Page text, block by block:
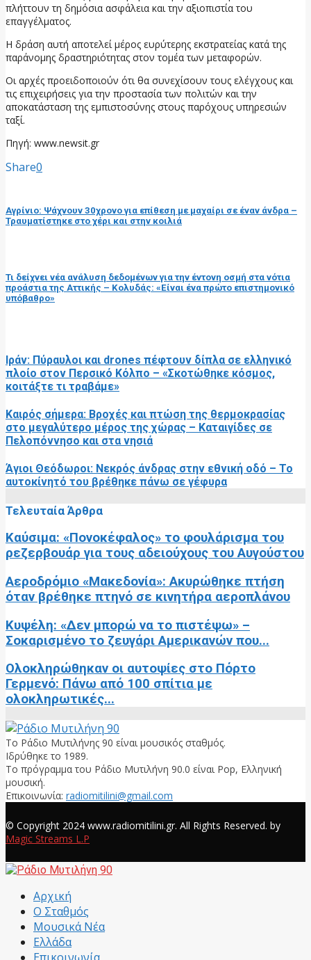
πλήττουν τη δημόσια ασφάλεια και την αξιοπιστία του
επαγγέλματος.
Η δράση αυτή αποτελεί μέρος ευρύτερης εκστρατείας κατά της
παράνομης δραστηριότητας στον τομέα των μεταφορών.
Οι αρχές προειδοποιούν ότι θα συνεχίσουν τους ελέγχους και
τις επιχειρήσεις για την προστασία των πολιτών και την
αποκατάσταση της εμπιστοσύνης στους παρόχους υπηρεσιών
ταξί.
Πηγή: www.newsit.gr
Share0
Αγρίνιο: Ψάχνουν 30χρονο για επίθεση με μαχαίρι σε έναν άνδρα –
Τραυματίστηκε στο χέρι και στην κοιλιά
Τι δείχνει νέα ανάλυση δεδομένων για την έντονη οσμή στα νότια
προάστια της Αττικής – Κολυδάς: «Είναι ένα πρώτο επιστημονικό
υπόβαθρο»
Ιράν: Πύραυλοι και drones πέφτουν δίπλα σε ελληνικό
πλοίο στον Περσικό Κόλπο – «Σκοτώθηκε κόσμος,
κοιτάξτε τι τραβάμε»
Καιρός σήμερα: Βροχές και πτώση της θερμοκρασίας
στο μεγαλύτερο μέρος της χώρας – Καταιγίδες σε
Πελοπόννησο και στα νησιά
Άγιοι Θεόδωροι: Νεκρός άνδρας στην εθνική οδό – Το
αυτοκίνητό του βρέθηκε πάνω σε γέφυρα
Τελευταία Άρθρα
Καύσιμα: «Πονοκέφαλος» το φουλάρισμα του
ρεζερβουάρ για τους αδειούχους του Αυγούστου
Αεροδρόμιο «Μακεδονία»: Ακυρώθηκε πτήση
όταν βρέθηκε πτηνό σε κινητήρα αεροπλάνου
Κυψέλη: «Δεν μπορώ να το πιστέψω» –
Σοκαρισμένο το ζευγάρι Αμερικανών που...
Ολοκληρώθηκαν οι αυτοψίες στο Πόρτο
Γερμενό: Πάνω από 100 σπίτια με
ολοκληρωτικές...
Το Ράδιο Μυτιλήνης 90 είναι μουσικός σταθμός.
Ιδρύθηκε το 1989.
Το πρόγραμμα του Ράδιο Μυτιλήνη 90.0 είναι Pop, Ελληνική
μουσική.
Επικοινωνία: radiomitilini@gmail.com
© Copyright 2024 www.radiomitilini.gr. All Rights Reserved. by
Magic Streams L.P
Αρχική
Ο Σταθμός
Μουσικά Νέα
Ελλάδα